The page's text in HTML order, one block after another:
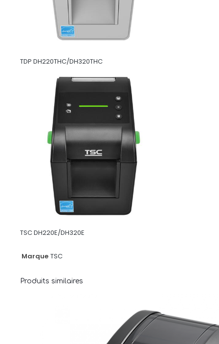
TDP DH220THC/DH320THC
TSC DH220E/DH320E
Marque TSC
Produits similaires